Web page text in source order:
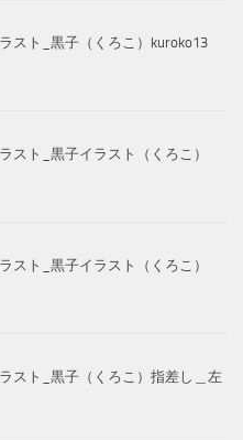
スト_黒子（くろこ）kuroko13
スト_黒子イラスト（くろこ）
スト_黒子イラスト（くろこ）
スト_黒子（くろこ）指差し＿左